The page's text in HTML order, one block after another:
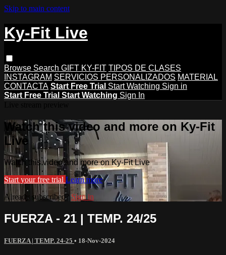
Skip to main content
Ky-Fit Live
Browse Search GIFT KY-FIT TIPOS DE CLASES
INSTAGRAM SERVICIOS PERSONALIZADOS MATERIAL
CONTACTA Start Free Trial Start Watching Sign in
Start Free Trial Start Watching Sign In
Watch this video and more on Ky-Fit
Live
Watch this video and more on Ky-Fit Live
Start your free trial Learn more
Already subscribed? Sign in
FUERZA - 21 | TEMP. 24/25
FUERZA | TEMP. 24-25 • 18-Nov-2024